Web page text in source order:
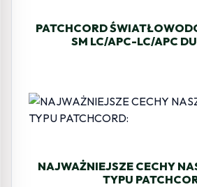
PATCHCORD
SM LC/APC-LC/APC
NAJWAŻNIEJSZE CECHY
TYPU